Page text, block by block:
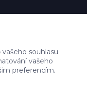
souhlasu
vašeho
preferencím.